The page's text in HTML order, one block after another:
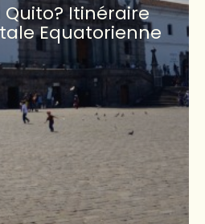
Itinéraire
Equatorienne